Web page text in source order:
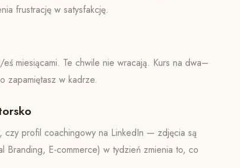
frustrację w satysfakcję.
miesiącami. Te chwile nie wracają. Kurs na dwa–
zapamiętasz w kadrze.
czy profil coachingowy na LinkedIn — zdjęcia są
Branding, E-commerce) w tydzień zmienia to, co